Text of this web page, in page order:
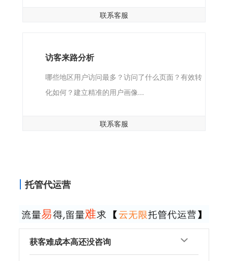
联系客服
访客来路分析
哪些地区用户访问最多？访问了什么页面？有效转
化如何？建立精准的用户画像...
联系客服
托管代运营
获客难成本高还没咨询